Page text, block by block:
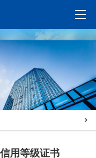
用等级证书